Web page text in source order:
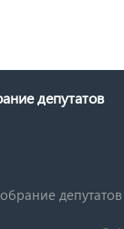
депутатов
депутатов